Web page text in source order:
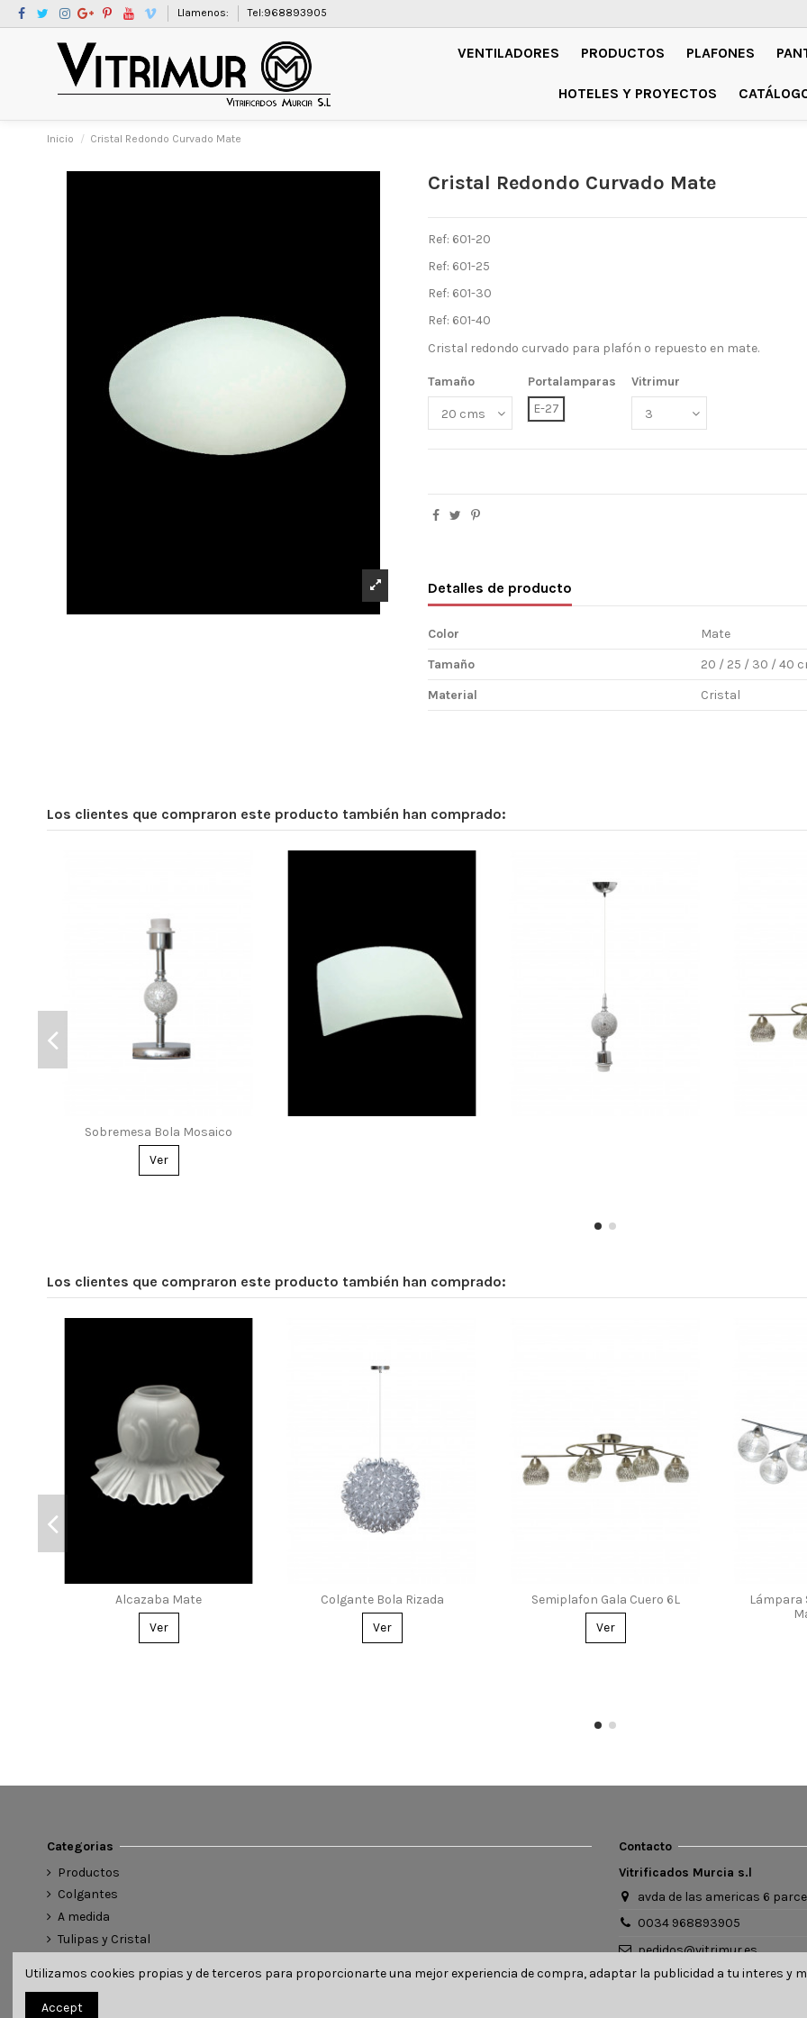
Llamenos: Tel:968893905
VENTILADORES PRODUCTOS PLAFONES
HOTELES Y PROYECTOS
Inicio Cristal Redondo Curvado Mate
Cristal Redondo Curvado Mate
Ref: 601-20
Ref: 601-25
Ref: 601-30
Ref: 601-40
Cristal redondo curvado para plafón o repuesto en mate.
Tamaño
Portalamparas
E-27
Vitrimur
Detalles de producto
Color
Mate
Tamaño
20 / 25 / 30 / 40
Material
Cristal
Los clientes que compraron este producto también han comprado:
Los clientes que compraron este producto también han comprado:
Lampara Gala Cuero 6L
Pantalla Satiplas 16 cnms
Cristal Cuadrado Opal Mate
Categorias
Productos
Colgantes
A medida
Tulipas y Cristal
Contacto
Vitrificados Murcia s.l
avda de las americas 6
0034 968893905
pedidos@vitrimur.es
Contacto
Utilizamos cookies propias y de terceros para proporcionarte una mejor experiencia de compra, adaptar la publicidad a tu interes y
Accept